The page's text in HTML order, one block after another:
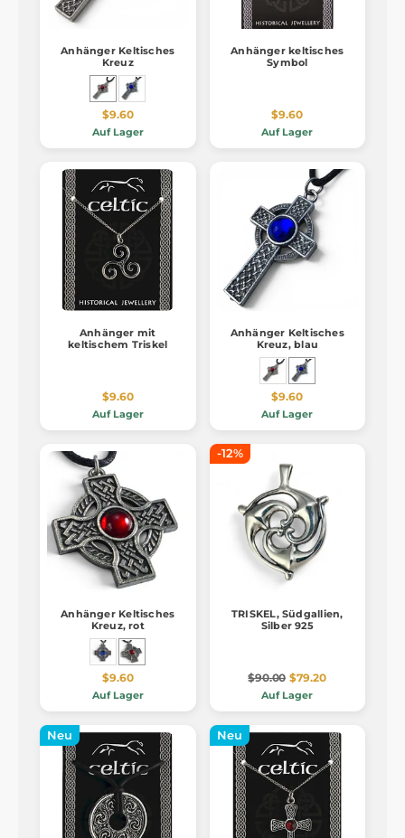
Anhänger Keltisches
Kreuz
$9.60
Auf Lager
Anhänger keltisches
Symbol
$9.60
Auf Lager
Anhänger mit
keltischem Triskel
$9.60
Auf Lager
Anhänger Keltisches
Kreuz, blau
$9.60
Auf Lager
Anhänger Keltisches
Kreuz, rot
$9.60
Auf Lager
-12%
TRISKEL, Südgallien,
Silber 925
$90.00 $79.20
Auf Lager
Neu Neu